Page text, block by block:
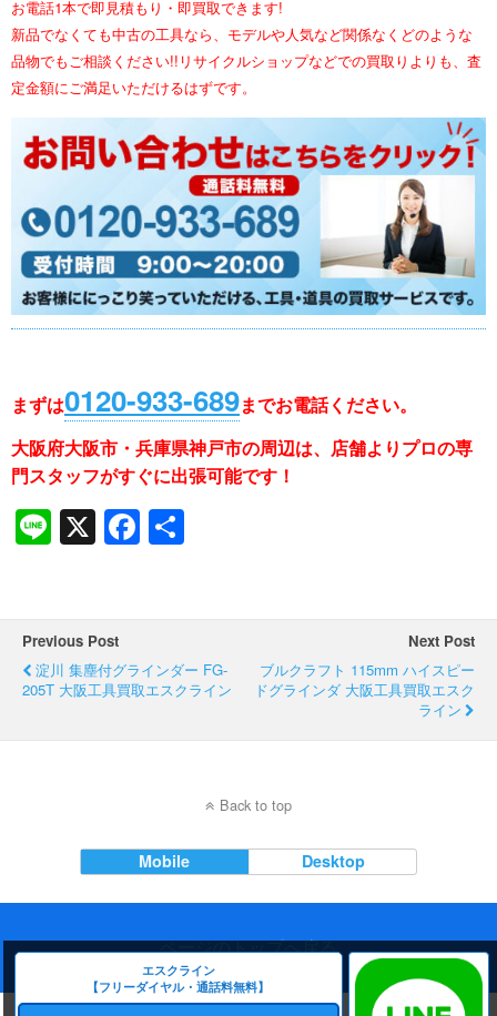
お電話1本で即見積もり・即買取できます!
新品でなくても中古の工具なら、モデルや人気など関係なくどのような
品物でもご相談ください!!リサイクルショップなどでの買取りよりも、査
定金額にご満足いただけるはずです。
まずは0120-933-689までお電話ください。
大阪府大阪市・兵庫県神戸市の周辺は、店舗よりプロの専
門スタッフがすぐに出張可能です！
Li
n
X F
a
e
b
o
o
Previous Post
淀川 集塵付グラインダー FG-
205T 大阪工具買取エスクライン
Next Post
ブルクラフト 115mm ハイスピー
ドグラインダ 大阪工具買取エスク
ライン
Back to top
Mobile Desktop
ページのトップへ戻る
エスクライン
【フリーダイヤル・通話料無料】